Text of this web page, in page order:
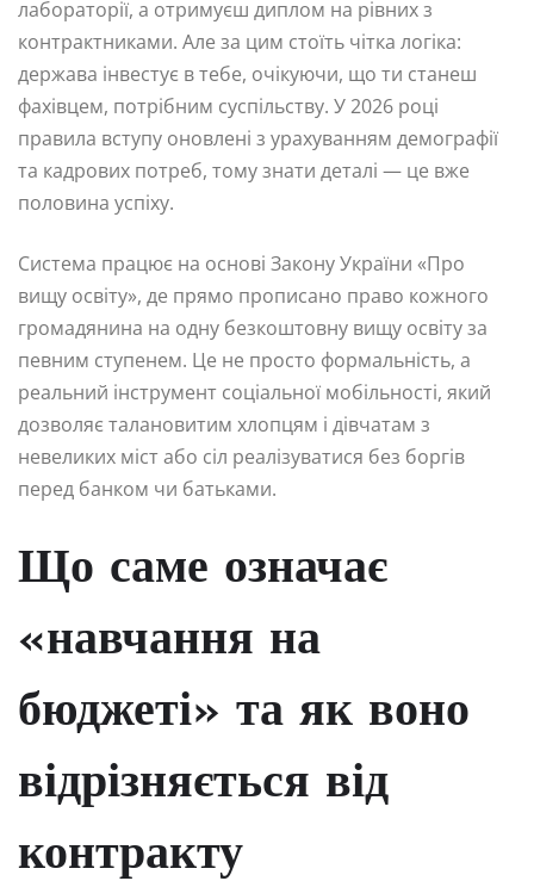
лабораторії, а отримуєш диплом на рівних з
контрактниками. Але за цим стоїть чітка логіка:
держава інвестує в тебе, очікуючи, що ти станеш
фахівцем, потрібним суспільству. У 2026 році
правила вступу оновлені з урахуванням демографії
та кадрових потреб, тому знати деталі — це вже
половина успіху.
Система працює на основі Закону України «Про
вищу освіту», де прямо прописано право кожного
громадянина на одну безкоштовну вищу освіту за
певним ступенем. Це не просто формальність, а
реальний інструмент соціальної мобільності, який
дозволяє талановитим хлопцям і дівчатам з
невеликих міст або сіл реалізуватися без боргів
перед банком чи батьками.
Що саме означає
«навчання на
бюджеті» та як воно
відрізняється від
контракту